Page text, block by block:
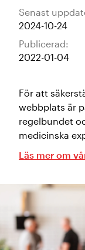
Senast
2024-10-24
Publicerad:
2022-01-04
För att
webbplats är
regelbundet
medicinska
Läs mer om